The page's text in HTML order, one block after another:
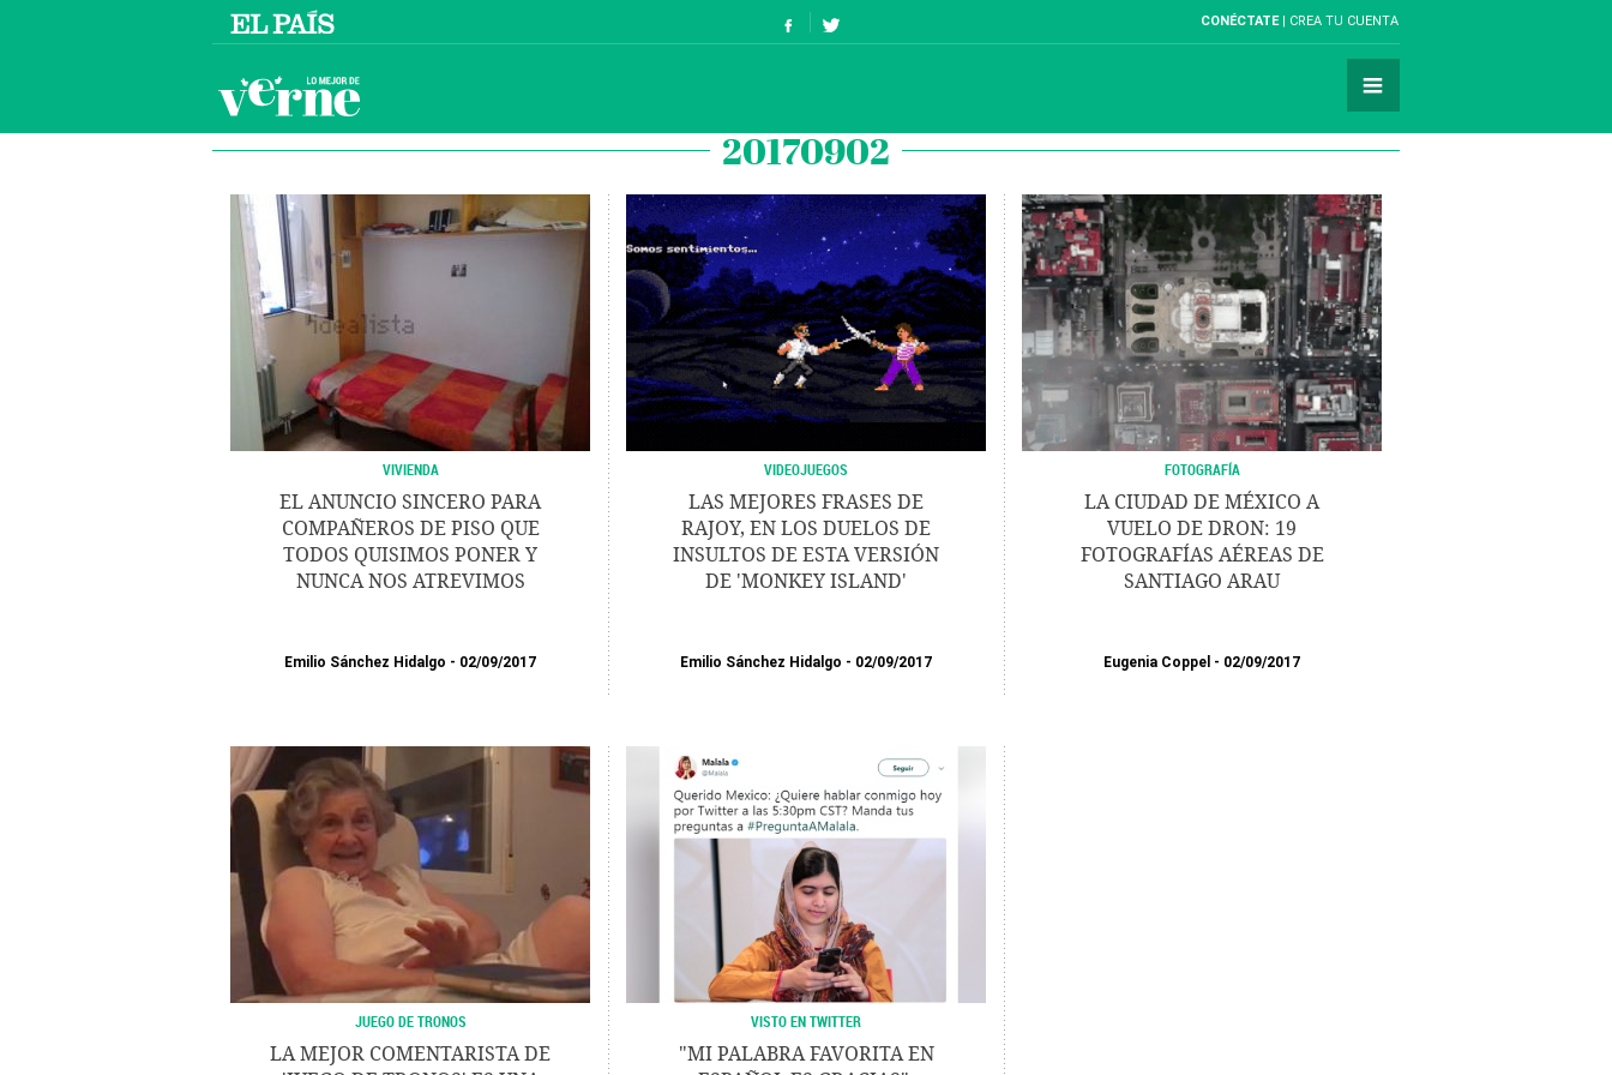
CONÉCTATE CREA TU CUENTA
20170902
VIVIENDA
EL ANUNCIO SINCERO PARA
COMPAÑEROS DE PISO QUE
TODOS QUISIMOS PONER Y
NUNCA NOS ATREVIMOS
Emilio Sánchez Hidalgo 02/09/2017
VIDEOJUEGOS
LAS MEJORES FRASES DE
RAJOY, EN LOS DUELOS DE
INSULTOS DE ESTA VERSIÓN
DE 'MONKEY ISLAND'
Emilio Sánchez Hidalgo 02/09/2017
FOTOGRAFÍA
LA CIUDAD DE MÉXICO A
VUELO DE DRON: 19
FOTOGRAFÍAS AÉREAS DE
SANTIAGO ARAU
Eugenia Coppel 02/09/2017
JUEGO DE TRONOS
LA MEJOR COMENTARISTA DE
VISTO EN TWITTER
"MI PALABRA FAVORITA EN